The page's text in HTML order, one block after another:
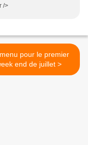
/>
pour le premier
week end de juillet >